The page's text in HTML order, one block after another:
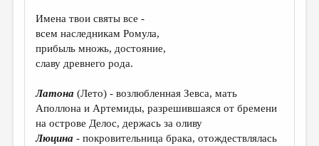
ОТ РЕДАКЦИИ
МАЛАЯ ПРОЗА
ЭССЕИСТИКА
ЛИТЕРАТУРОВЕДЕНИЕ
КУЛЬТУРОВЕДЕНИЕ
ПУБЛИЦИСТИКА
Имена твои святы все -
всем наследникам Ромула,
прибыль множь, достояние,
славу древнего рода.
Латона (Лето) - возлюбленная Зевса, мать
Аполлона и Артемиды, разрешившаяся от бремени
на острове Делос, держась за оливу
Люцина - покровительница брака, отождествлялась